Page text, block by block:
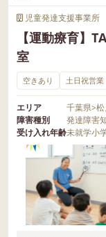
児童発達支援事業所
【運動療育】
室
空きあり 土日祝営業
エリア 千葉県>
障害種別
発達障害
受け入れ年齢未就学小